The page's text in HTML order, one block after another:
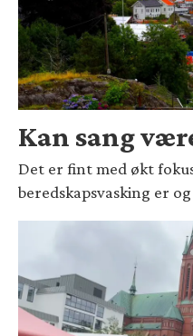
Kan sang
Det er fint med økt
beredskapsvasking er